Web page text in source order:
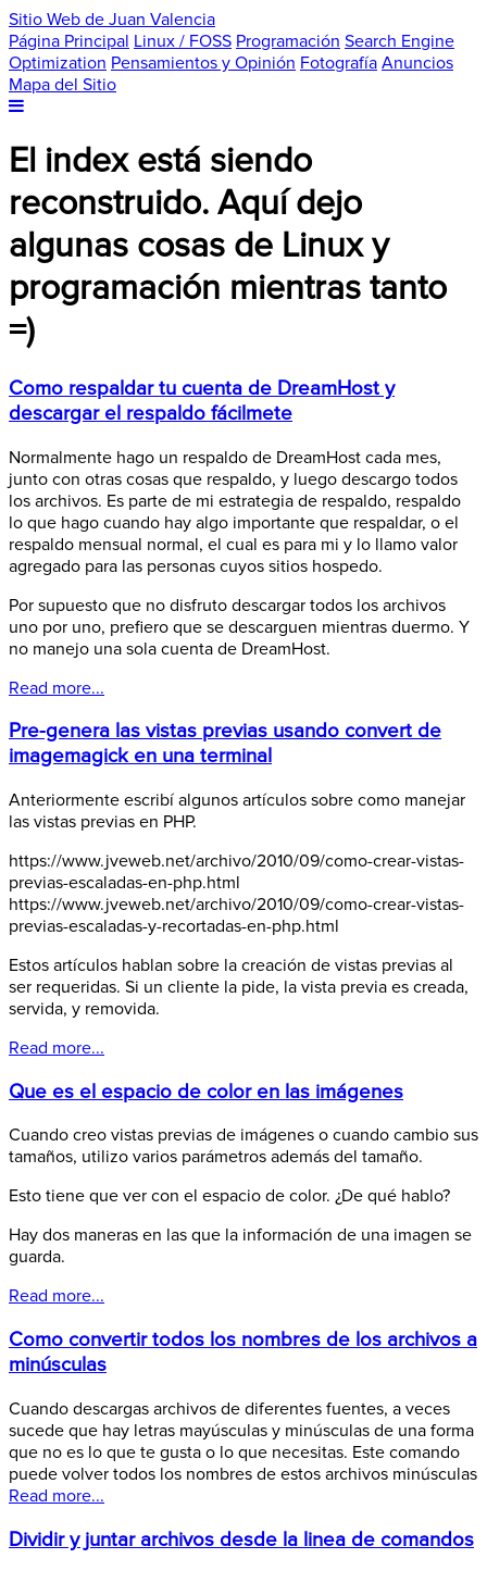
Sitio Web de Juan Valencia
Página Principal Linux / FOSS Programación Search Engine
Optimization Pensamientos y Opinión Fotografía Anuncios
Mapa del Sitio
El index está siendo
reconstruido. Aquí dejo
algunas cosas de Linux y
programación mientras tanto
=)
Como respaldar tu cuenta de DreamHost y
descargar el respaldo fácilmete
Normalmente hago un respaldo de DreamHost cada mes,
junto con otras cosas que respaldo, y luego descargo todos
los archivos. Es parte de mi estrategia de respaldo, respaldo
lo que hago cuando hay algo importante que respaldar, o el
respaldo mensual normal, el cual es para mi y lo llamo valor
agregado para las personas cuyos sitios hospedo.
Por supuesto que no disfruto descargar todos los archivos
uno por uno, prefiero que se descarguen mientras duermo. Y
no manejo una sola cuenta de DreamHost.
Read more...
Pre-genera las vistas previas usando convert de
imagemagick en una terminal
Anteriormente escribí algunos artículos sobre como manejar
las vistas previas en PHP.
https://www.jveweb.net/archivo/2010/09/como-crear-vistas-
previas-escaladas-en-php.html
https://www.jveweb.net/archivo/2010/09/como-crear-vistas-
previas-escaladas-y-recortadas-en-php.html
Estos artículos hablan sobre la creación de vistas previas al
ser requeridas. Si un cliente la pide, la vista previa es creada,
servida, y removida.
Read more...
Que es el espacio de color en las imágenes
Cuando creo vistas previas de imágenes o cuando cambio sus
tamaños, utilizo varios parámetros además del tamaño.
Esto tiene que ver con el espacio de color. ¿De qué hablo?
Hay dos maneras en las que la información de una imagen se
guarda.
Read more...
Como convertir todos los nombres de los archivos a
minúsculas
Cuando descargas archivos de diferentes fuentes, a veces
sucede que hay letras mayúsculas y minúsculas de una forma
que no es lo que te gusta o lo que necesitas. Este comando
puede volver todos los nombres de estos archivos minúsculas
Read more...
Dividir y juntar archivos desde la linea de comandos